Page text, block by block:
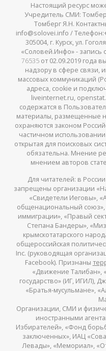
Настоящий ресурс
Учредитель СМИ:
Томберг Я.Н.
info@solovei.info /
305004, г. Курск, ул.
«Соловей.Инфо» - запись
76535от 02.09.2019 года
надзору в сфере связи,
массовых коммуникаций
адреса, cookie и
liveinternet.ru,
содержатся в
материалы, размещенные
охраняются законом
частичном
открытая для поисковых
обязательна. Мнение
мнением авторов
Для читателей: в
запрещены организации
«Свидетели Иеговы»,
общенациональный
иммиграции», «Правый
Степана Бандеры»,
крымскотатарского
общероссийская
Inc. (руководящая
Facebook). Признаны
«Движение Талибан»,
государство» (ИГ, ИГИЛ),
«Братья-мусульмане»,
Организации, СМИ и
иностранными
Избирателей», «Фонд
заключенных», ИАЦ
Левады», «Мемориал»,